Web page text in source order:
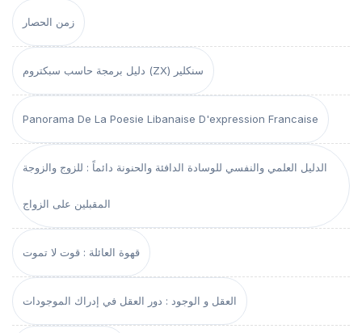
زمن الحصار
دليل برمجة حاسب سبكتروم (ZX) سنكلير
Panorama De La Poesie Libanaise D'expression Francaise
الدليل العلمي والنفسي للوسادة الدافئة والحنونة دائماً : للزوج والزوجة
المقبلين على الزواج
قهوة العائلة : قوت لا تموت
العقل و الوجود : دور العقل في إدراك الموجودات